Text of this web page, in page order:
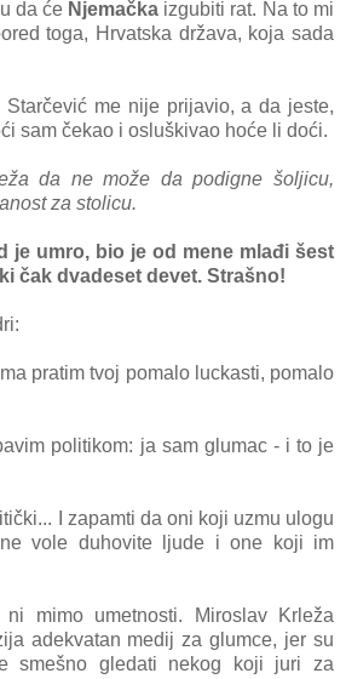
da će Njemačka izgubiti rat. Na to mi
toga, Hrvatska država, koja sada
Starčević me nije prijavio, a da jeste,
sam čekao i osluškivao hoće li doći.
da ne može da podigne šoljicu,
za stolicu.
je umro, bio je od mene mlađi šest
čak dvadeset devet. Strašno!
pratim tvoj pomalo luckasti, pomalo
politikom: ja sam glumac - i to je
I zapamti da oni koji uzmu ulogu
vole duhovite ljude i one koji im
mimo umetnosti. Miroslav Krleža
adekvatan medij za glumce, jer su
smešno gledati nekog koji juri za